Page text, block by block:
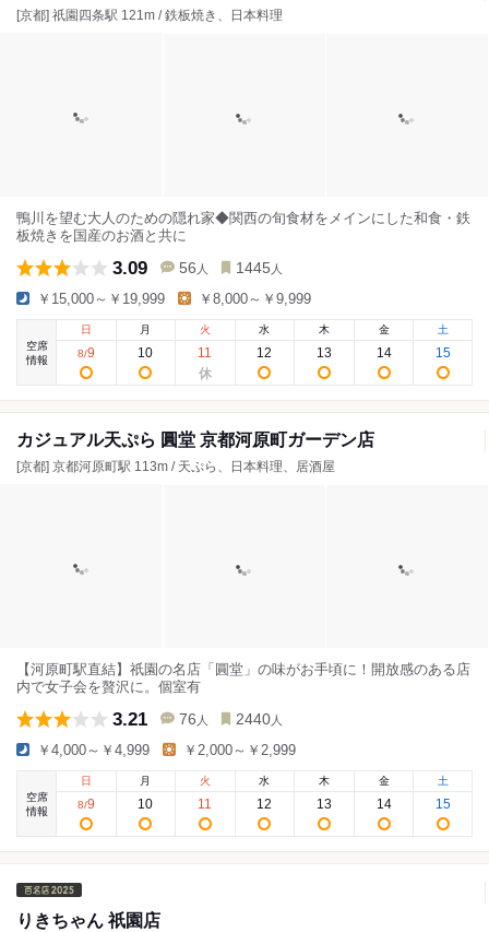
[京都] 祇園四条駅 121m / 鉄板焼き、日本料理
鴨川を望む大人のための隠れ家◆関西の旬食材をメインにした和食・鉄
板焼きを国産のお酒と共に
3.09 56 人 1445 人
￥15,000～￥19,999 ￥8,000～￥9,999
空席
情報
日
8/9
月
10
火
11
水
12
木
13
金
14
土
15
カジュアル天ぷら 圓堂 京都河原町ガーデン店
[京都] 京都河原町駅 113m / 天ぷら、日本料理、居酒屋
【河原町駅直結】祇園の名店「圓堂」の味がお手頃に！開放感のある店
内で女子会を贅沢に。個室有
3.21 76 人 2440 人
￥4,000～￥4,999 ￥2,000～￥2,999
空席
情報
日
8/9
月
10
火
11
水
12
木
13
金
14
土
15
りきちゃん 祇園店